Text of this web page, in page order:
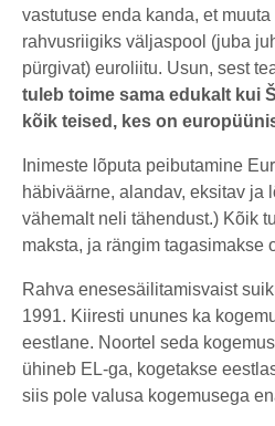
vastutuse enda kanda, et
rahvusriigiks väljaspool (juba
pürgivat) euroliitu. Usun, sest
tuleb toime sama edukalt kui
kõik teised, kes on
Inimeste lõputa peibutamine
häbiväärne, alandav, eksitav ja
vähemalt neli tähendust.) Kõik
maksta, ja rängim tagasimakse
Rahva enesesäilitamisvaist
1991. Kiiresti ununes ka
eestlane. Noortel seda
ühineb EL-ga, kogetakse
siis pole valusa kogemusega